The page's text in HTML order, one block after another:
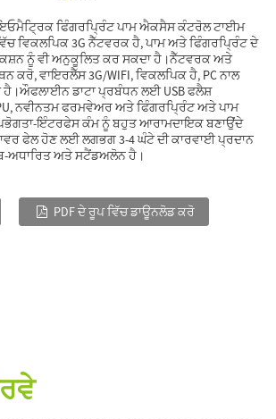
ਫਿੰਗਰਪ੍ਰਿੰਟ ਪਾਮ ਐਕਸੈਸ ਕੰਟਰੋਲ ਟਾਈਮ
ਵਿਕਲਪਿਕ 3G ਨੈੱਟਵਰਕ ਹੈ, ਪਾਮ ਅਤੇ ਫਿੰਗਰਪ੍ਰਿੰਟ ਦੇ
ਨੂੰ ਵੀ ਅਨੁਕੂਲਿਤ ਕਰ ਸਕਦਾ ਹੈ।ਨੈੱਟਵਰਕ ਅਤੇ
ਕਰੋ, ਵਾਇਰਲੈੱਸ 3G/WIFI, ਵਿਕਲਪਿਕ ਹੈ, PC ਨਾਲ
ਹੈ।ਔਫਲਾਈਨ ਡਾਟਾ ਪ੍ਰਬੰਧਨ ਲਈ USB ਫਲੈਸ਼
ਨਵੀਨਤਮ ਫਰਮਵੇਅਰ ਅਤੇ ਫਿੰਗਰਪ੍ਰਿੰਟ ਅਤੇ ਪਾਮ
ਇੰਟਰਫੇਸ ਕੰਮ ਨੂੰ ਬਹੁਤ ਆਰਾਮਦਾਇਕ ਬਣਾਉਂਦੇ
ਫੇਲ ਹੋਣ ਲਈ ਲਗਭਗ 3-4 ਘੰਟੇ ਦੀ ਕਾਰਵਾਈ ਪ੍ਰਦਾਨ
ਅਧਾਰਿਤ ਅਤੇ ਸਟੈਂਡਅਲੋਨ ਹੈ।
PDF ਦੇ ਰੂਪ ਵਿੱਚ ਡਾਊਨਲੋਡ ਕਰੋ